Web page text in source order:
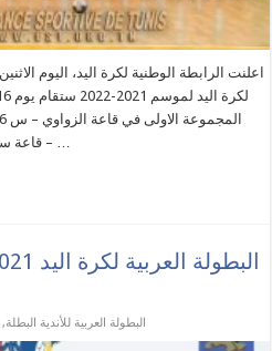
اعلنت الرابطة الوطنية لكرة اليد، اليوم
قاعة ساقية الزيت – س 16 نادي ساقية الزيت – …
البطولة العربية للأندية البطلة,